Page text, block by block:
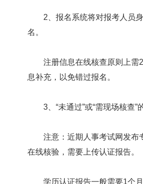
2、报名系统将对报考人员身
名。
注册信息在线核查原则上需
息补充，以免错过报名。
3、“未通过”或“需现场核查”
注意：近期人事考试网发布专
在线核验，需要上传认证报告。
学历认证报告一般需要1个月